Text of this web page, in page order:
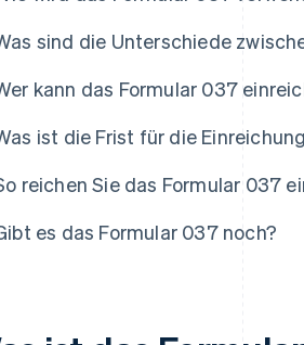
sind die Unterschiede
kann das Formular 037
ist die Frist für die
reichen Sie das Formular 037
es das Formular 037 noch?